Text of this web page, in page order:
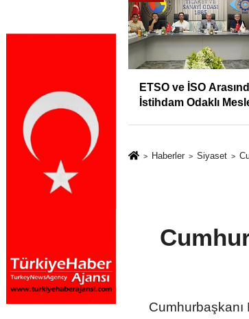
ETSO ve İSO
İstihdam Odaklı
Haberler Siyaset
Cumhurbaşkanı